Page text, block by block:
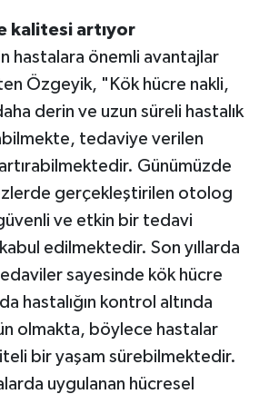
kalitesi artıyor
hastalara önemli avantajlar
Özgeyik, "Kök hücre nakli,
derin ve uzun süreli hastalık
tedaviye verilen
artırabilmektedir. Günümüzde
gerçekleştirilen otolog
ve etkin bir tedavi
edilmektedir. Son yıllarda
sayesinde kök hücre
hastalığın kontrol altında
olmakta, böylece hastalar
bir yaşam sürebilmektedir.
uygulanan hücresel